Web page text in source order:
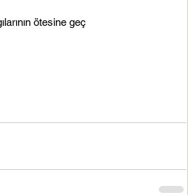
ötesine geç